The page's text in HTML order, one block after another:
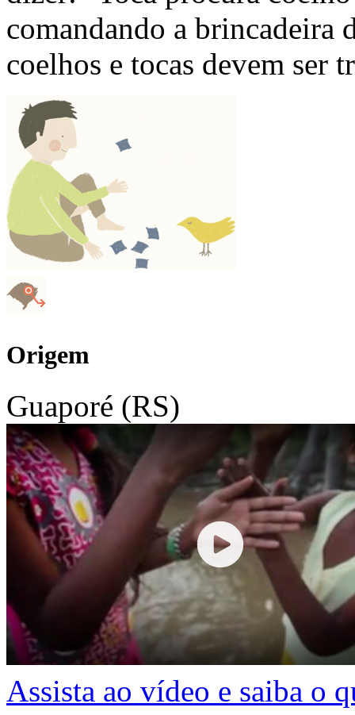
comandando a brincadeira
coelhos e tocas devem ser
Origem
Guaporé (RS)
Assista ao vídeo e saiba o